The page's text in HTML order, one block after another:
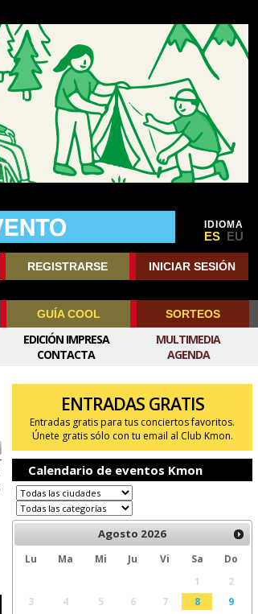
IDIOMA
ES EU
REGISTRARSE INICIAR SESIÓN
GUÍA COOL SORTEOS
MULTIMEDIA
AGENDA
EDICIÓN IMPRESA
CONTACTA
ENTRADAS GRATIS
Entradas gratis para tus conciertos favoritos.
Únete gratis sólo con tu email al Club Kmon.
Calendario de eventos Kmon
Agosto 2026
Lu Ma Mi Ju Vi Sa
Do
1
2
3
4 5 6 7 8
9